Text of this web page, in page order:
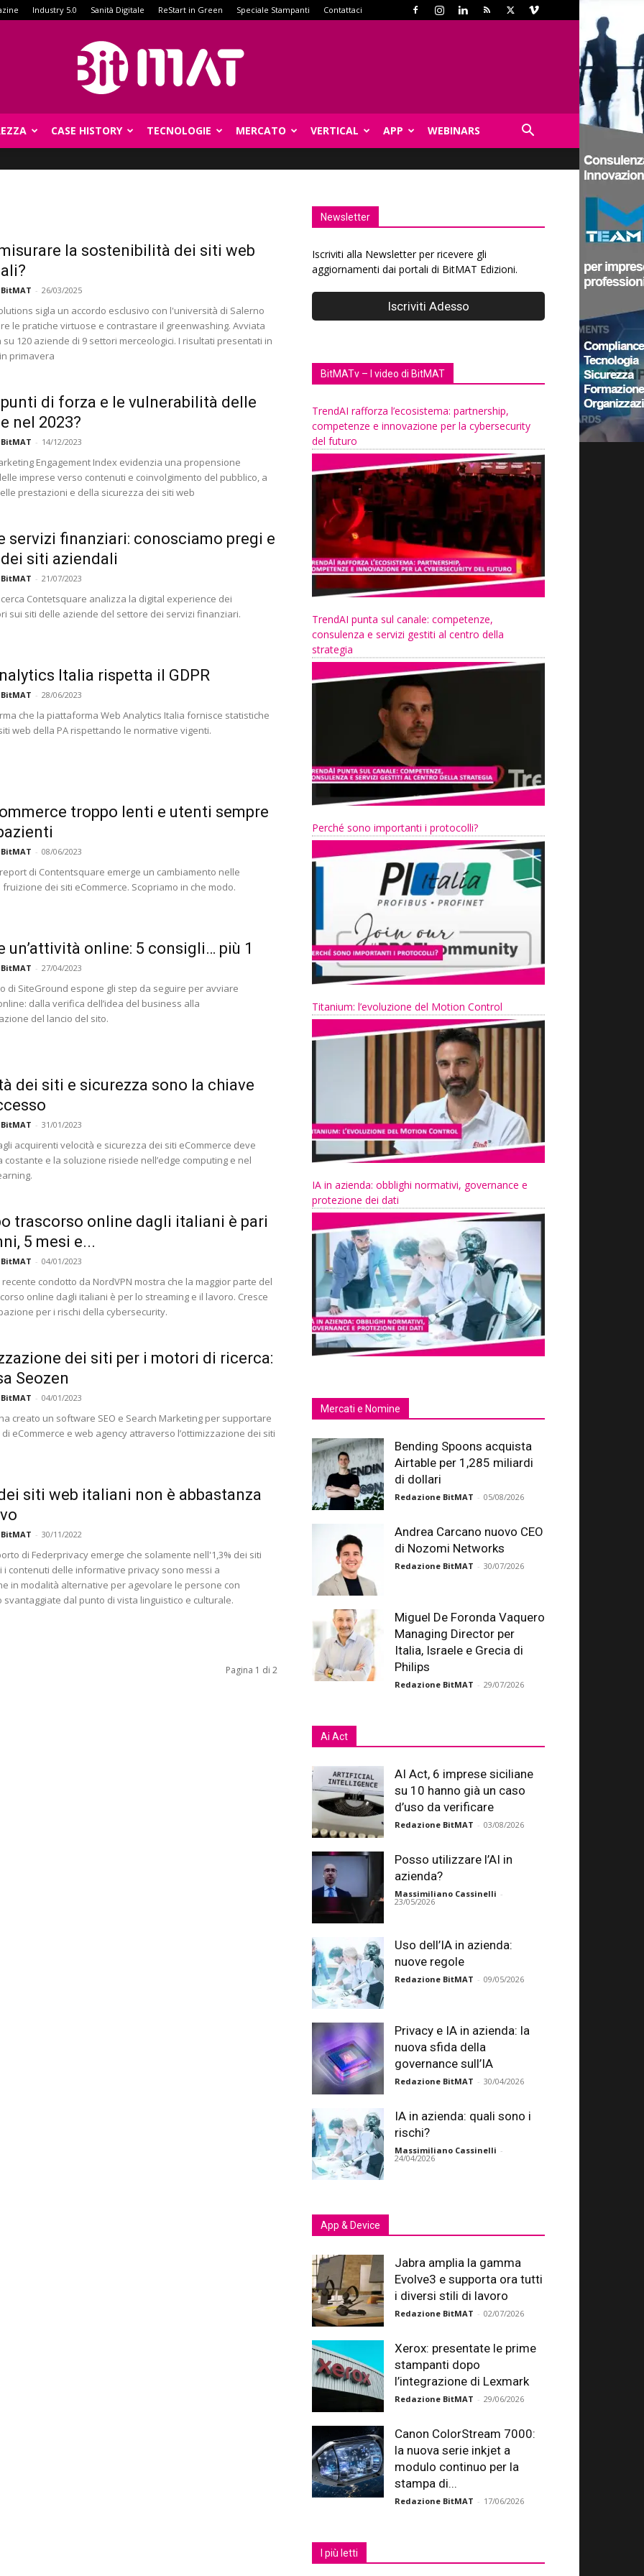
Industry 5.0 Sanità Digitale ReStart in Green Speciale Stampanti Contattaci
CASE HISTORY TECNOLOGIE MERCATO VERTICAL APP WEBINARS
la sostenibilità dei siti web
- 26/03/2025
sigla un accordo esclusivo con l'università di Salerno
le pratiche virtuose e contrastare il greenwashing. Avviata
su 120 aziende di 9 settori merceologici. I risultati presentati in
primavera
di forza e le vulnerabilità delle
nel 2023?
- 14/12/2023
Engagement Index evidenzia una propensione
imprese verso contenuti e coinvolgimento del pubblico, a
prestazioni e della sicurezza dei siti web
servizi finanziari: conosciamo pregi e
siti aziendali
- 21/07/2023
Contetsquare analizza la digital experience dei
sui siti delle aziende del settore dei servizi finanziari.
Italia rispetta il GDPR
- 28/06/2023
che la piattaforma Web Analytics Italia fornisce statistiche
web della PA rispettando le normative vigenti.
troppo lenti e utenti sempre
- 08/06/2023
di Contentsquare emerge un cambiamento nelle
dei siti eCommerce. Scopriamo in che modo.
un’attività online: 5 consigli… più 1
- 27/04/2023
di SiteGround espone gli step da seguire per avviare
dalla verifica dell’idea del business alla
del lancio del sito.
dei siti e sicurezza sono la chiave
- 31/01/2023
acquirenti velocità e sicurezza dei siti eCommerce deve
costante e la soluzione risiede nell’edge computing e nel
trascorso online dagli italiani è pari
5 mesi e...
- 04/01/2023
condotto da NordVPN mostra che la maggior parte del
online dagli italiani è per lo streaming e il lavoro. Cresce
per i rischi della cybersecurity.
dei siti per i motori di ricerca:
Seozen
- 04/01/2023
creato un software SEO e Search Marketing per supportare
eCommerce e web agency attraverso l’ottimizzazione dei siti
siti web italiani non è abbastanza
- 30/11/2022
di Federprivacy emerge che solamente nell'1,3% dei siti
i contenuti delle informative privacy sono messi a
in modalità alternative per agevolare le persone con
svantaggiate dal punto di vista linguistico e culturale.
Pagina 1 di 2
Newsletter
Iscriviti alla Newsletter per ricevere gli
aggiornamenti dai portali di BitMAT Edizioni.
BitMATv – I video di BitMAT
TrendAI rafforza l’ecosistema: partnership,
competenze e innovazione per la cybersecurity
del futuro
TrendAI punta sul canale: competenze,
consulenza e servizi gestiti al centro della
strategia
Perché sono importanti i protocolli?
Titanium: l’evoluzione del Motion Control
IA in azienda: obblighi normativi, governance e
protezione dei dati
Mercati e Nomine
Bending Spoons acquista
Airtable per 1,285 miliardi
di dollari
Redazione BitMAT - 05/08/2026
Andrea Carcano nuovo CEO
di Nozomi Networks
Redazione BitMAT - 30/07/2026
Miguel De Foronda Vaquero
Managing Director per
Italia, Israele e Grecia di
Philips
Redazione BitMAT - 29/07/2026
Ai Act
AI Act, 6 imprese siciliane
su 10 hanno già un caso
d’uso da verificare
Redazione BitMAT - 03/08/2026
Posso utilizzare l’AI in
azienda?
Massimiliano Cassinelli -
23/05/2026
Uso dell’IA in azienda:
nuove regole
Redazione BitMAT - 09/05/2026
Privacy e IA in azienda: la
nuova sfida della
governance sull’IA
Redazione BitMAT - 30/04/2026
IA in azienda: quali sono i
rischi?
Massimiliano Cassinelli -
24/04/2026
App & Device
Jabra amplia la gamma
Evolve3 e supporta ora tutti
i diversi stili di lavoro
Redazione BitMAT - 02/07/2026
Xerox: presentate le prime
stampanti dopo
l’integrazione di Lexmark
Redazione BitMAT - 29/06/2026
Canon ColorStream 7000:
la nuova serie inkjet a
modulo continuo per la
stampa di...
Redazione BitMAT - 17/06/2026
I più letti